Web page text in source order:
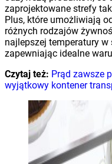
zaprojektowane strefy
Plus, które umożliwiają
różnych rodzajów
najlepszej temperatury
zapewniając idealne
Czytaj też: Prąd zawsze
wyjątkowy kontener